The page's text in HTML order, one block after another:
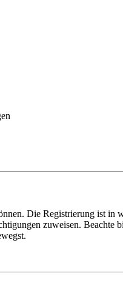
Die Registrierung ist
zuweisen.